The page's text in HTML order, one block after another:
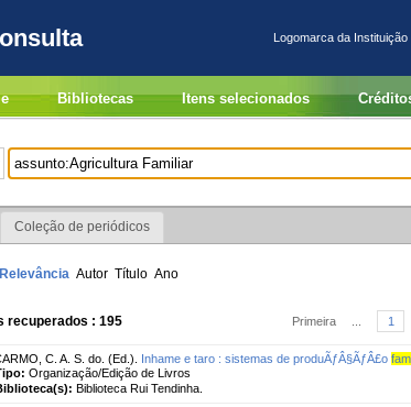
Logomarca da Instituição
Bibliotecas Itens selecionados
Coleção de periódicos
Relevância Autor Título Ano
recuperados : 195 Primeira 1
C. A. S. do. (Ed.). Inhame e taro : sistemas de produÃƒÂ§ÃƒÂ£o
Organização/Edição de Livros
Biblioteca Rui Tendinha.